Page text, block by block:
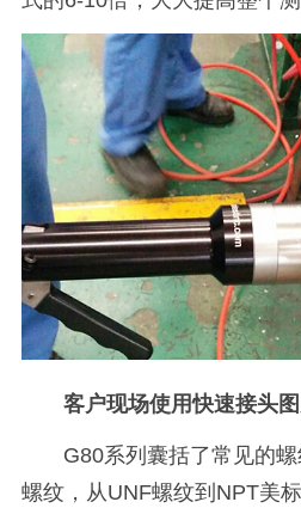
客户现场使用快速接头
G80系列囊括了常见的
螺纹，从UNF螺纹到NPT美